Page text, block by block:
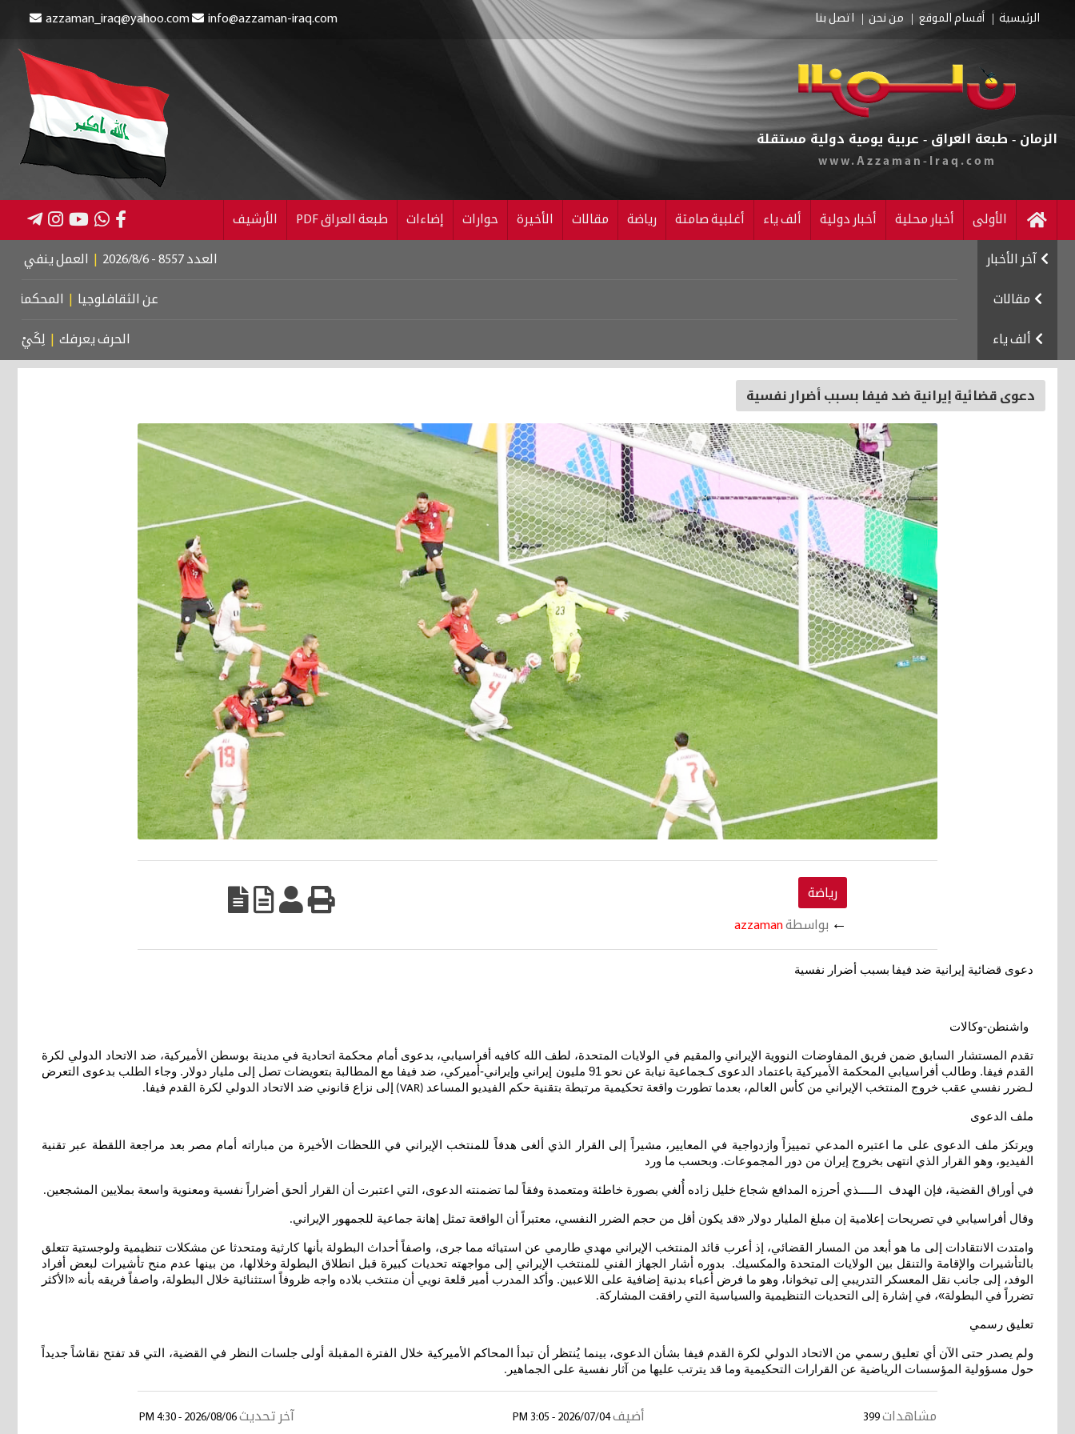
الرئيسية أقسام الموقع من نحن اتصل بنا azzaman_iraq@yahoo.com info@azzaman-iraq.com
الزمان - طبعة العراق - عربية يومية دولية مستقلة
www.Azzaman-Iraq.com
الأولى أخبار محلية أخبار دولية ألف ياء أغلبية صامتة رياضة مقالات الأخيرة حوارات إضاءات طبعة العراق PDF الأرشيف
آخر الأخبار | العمل ينفي إلغاء الإعانة
مقالات عن الثقافلوجيا | المحكمة الجنائية
ألف ياء الحرف يعرفك | لِكَيْ أُبَالِغَ فِي
دعوى قضائية إيرانية ضد فيفا بسبب أضرار نفسية
رياضة
← بواسطةazzaman
دعوى قضائية إيرانية ضد فيفا بسبب أضرار نفسية
واشنطن-وكالات
تقدم المستشار السابق ضمن فريق المفاوضات النووية الإيراني والمقيم في الولايات المتحدة، لطف الله كافيه أفراسيابي، بدعوى أمام محكمة اتحادية في مدينة بوسطن الأميركية، ضد الاتحاد الدولي لكرة
القدم فيفا. وطالب أفراسيابي المحكمة الأميركية باعتماد الدعوى كـجماعية نيابة عن نحو 91 مليون إيراني وإيراني-أميركي، ضد فيفا مع المطالبة بتعويضات تصل إلى مليار دولار. وجاء الطلب بدعوى التعرض
لـضرر نفسي عقب خروج المنتخب الإيراني من كأس العالم، بعدما تطورت واقعة تحكيمية مرتبطة بتقنية حكم الفيديو المساعد (VAR) إلى نزاع قانوني ضد الاتحاد الدولي لكرة القدم فيفا.
ملف الدعوى
ويرتكز ملف الدعوى على ما اعتبره المدعي تمييزاً وازدواجية في المعايير، مشيراً إلى القرار الذي ألغى هدفاً للمنتخب الإيراني في اللحظات الأخيرة من مباراته أمام مصر بعد مراجعة اللقطة عبر تقنية
الفيديو، وهو القرار الذي انتهى بخروج إيران من دور المجموعات. وبحسب ما ورد
في أوراق القضية، فإن الهدف الـــــذي أحرزه المدافع شجاع خليل زاده أُلغي بصورة خاطئة ومتعمدة وفقاً لما تضمنته الدعوى، التي اعتبرت أن القرار ألحق أضراراً نفسية ومعنوية واسعة بملايين المشجعين.
وقال أفراسيابي في تصريحات إعلامية إن مبلغ المليار دولار «قد يكون أقل من حجم الضرر النفسي، معتبراً أن الواقعة تمثل إهانة جماعية للجمهور الإيراني.
وامتدت الانتقادات إلى ما هو أبعد من المسار القضائي، إذ أعرب قائد المنتخب الإيراني مهدي طارمي عن استيائه مما جرى، واصفاً أحداث البطولة بأنها كارثية ومتحدثا عن مشكلات تنظيمية ولوجستية تتعلق
بالتأشيرات والإقامة والتنقل بين الولايات المتحدة والمكسيك. بدوره أشار الجهاز الفني للمنتخب الإيراني إلى مواجهته تحديات كبيرة قبل انطلاق البطولة وخلالها، من بينها عدم منح تأشيرات لبعض أفراد
الوفد، إلى جانب نقل المعسكر التدريبي إلى تيخوانا، وهو ما فرض أعباء بدنية إضافية على اللاعبين. وأكد المدرب أمير قلعة نويي أن منتخب بلاده واجه ظروفاً استثنائية خلال البطولة، واصفاً فريقه بأنه «الأكثر
تضرراً في البطولة»، في إشارة إلى التحديات التنظيمية والسياسية التي رافقت المشاركة.
تعليق رسمي
ولم يصدر حتى الآن أي تعليق رسمي من الاتحاد الدولي لكرة القدم فيفا بشأن الدعوى، بينما يُنتظر أن تبدأ المحاكم الأميركية خلال الفترة المقبلة أولى جلسات النظر في القضية، التي قد تفتح نقاشاً جديداً
حول مسؤولية المؤسسات الرياضية عن القرارات التحكيمية وما قد يترتب عليها من آثار نفسية على الجماهير .
مشاهدات 399 أضيف 2026/07/04 - 3:05 PM آخر تحديث 2026/08/06 - 4:30 PM